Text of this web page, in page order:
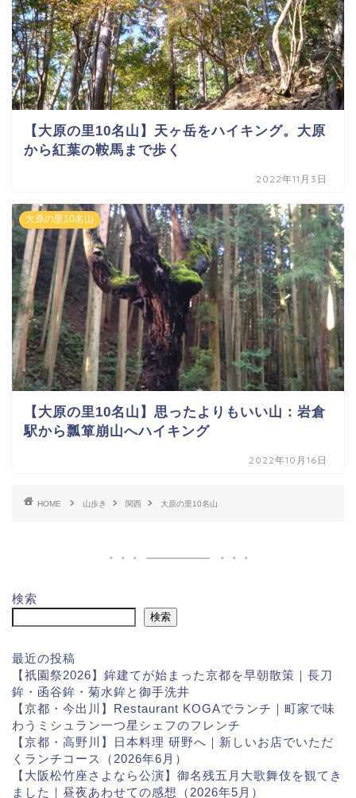
【大原の里10名山】天ヶ岳をハイキング。大原
から紅葉の鞍馬まで歩く
2022年11月3日
大原の里10名山
【大原の里10名山】思ったよりもいい山：岩倉
駅から瓢箪崩山へハイキング
2022年10月16日
HOME 山歩き 関西 大原の里10名山
検索
検索
最近の投稿
【祇園祭2026】鉾建てが始まった京都を早朝散策｜長刀
鉾・函谷鉾・菊水鉾と御手洗井
【京都・今出川】Restaurant KOGAでランチ｜町家で味
わうミシュラン一つ星シェフのフレンチ
【京都・高野川】日本料理 研野へ｜新しいお店でいただ
くランチコース（2026年6月）
【大阪松竹座さよなら公演】御名残五月大歌舞伎を観てき
ました｜昼夜あわせての感想（2026年5月）